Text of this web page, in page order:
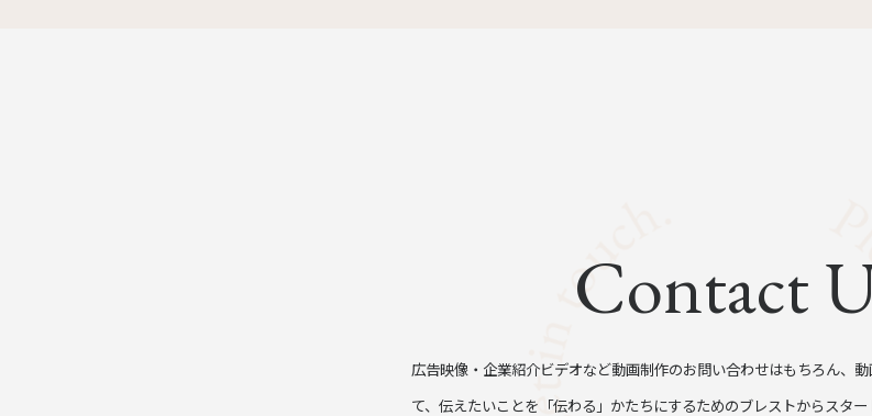
Contact
広告映像・企業紹介ビデオなど動画制作のお問い合わせはもちろん、
て、伝えたいことを「伝わる」かたちにするためのブレストからスタ